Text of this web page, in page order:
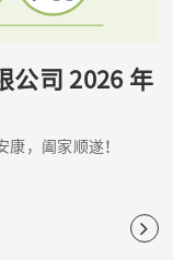
公司 2026 年
康，阖家顺遂！